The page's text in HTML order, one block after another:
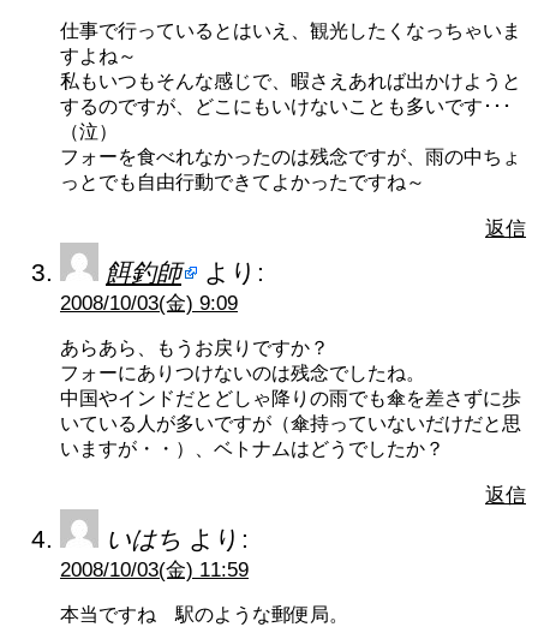
仕事で行っているとはいえ、観光したくなっちゃいま
すよね～
私もいつもそんな感じで、暇さえあれば出かけようと
するのですが、どこにもいけないことも多いです･･･
（泣）
フォーを食べれなかったのは残念ですが、雨の中ちょ
っとでも自由行動できてよかったですね～
返信
餌釣師 より:
2008/10/03(金) 9:09
あらあら、もうお戻りですか？
フォーにありつけないのは残念でしたね。
中国やインドだとどしゃ降りの雨でも傘を差さずに歩
いている人が多いですが（傘持っていないだけだと思
いますが・・）、ベトナムはどうでしたか？
返信
いはち より:
2008/10/03(金) 11:59
本当ですね 駅のような郵便局。